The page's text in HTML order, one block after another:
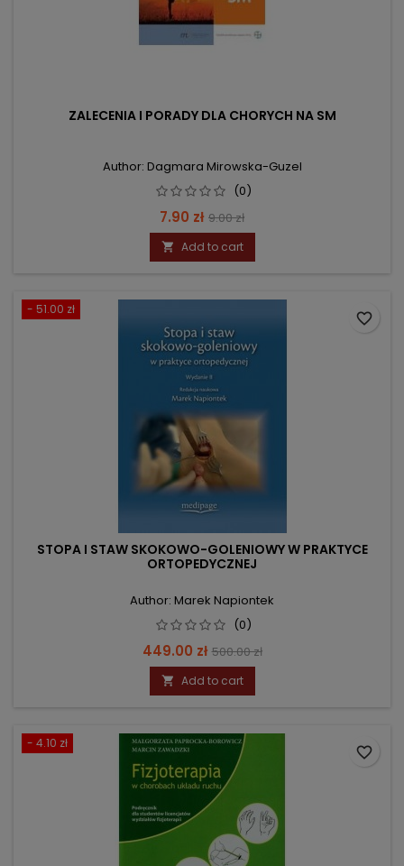
ZALECENIA I PORADY DLA CHORYCH NA SM
Author: Dagmara Mirowska-Guzel
(0)
Price
7.90 zł Regular
price
9.00 zł
 Add to cart
- 51.00 zł
STOPA I STAW SKOKOWO-GOLENIOWY W PRAKTYCE
ORTOPEDYCZNEJ
Author: Marek Napiontek
(0)
Price
449.00 zł Regular
price
500.00 zł
 Add to cart
favorite_border
- 4.10 zł
favorite_border